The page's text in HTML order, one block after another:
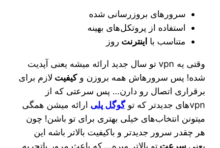
سرورهای بروزرسانی شده
استفاده از پروتکل‌های بهینه
متناسب با اینترنت روز
وقتی یه vpn تو سال جدید ارائه میشه یعنی آپدیت
شده! پس سرورهاش همه بروزن وکیفیت لازم برای
برقراری اتصال رو دارن… پس سرعتی که از
vpnهای جدیدتر که تو
گوگل پلی ارائه میشن همگی
میتونن انتخاب‌های خیلی بهتری برای تو باشن! چون
هر چقدر سرور جدیدتر و باکیفیت بالاتر باشه این